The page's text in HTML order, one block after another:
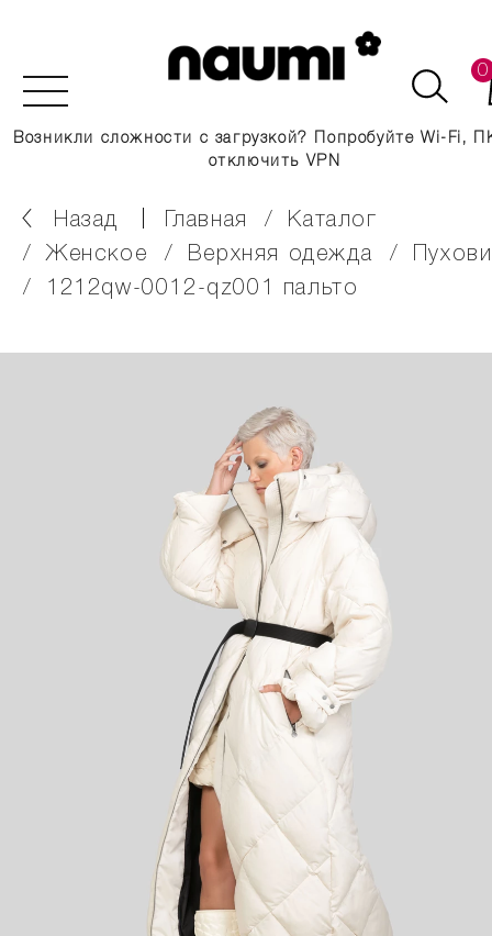
0
Возникли сложности с загрузкой? Попробуйте Wi-Fi,
отключить VPN
Назад главная
каталог
женское
верхняя одежда
1212qw-0012-qz001 пальто